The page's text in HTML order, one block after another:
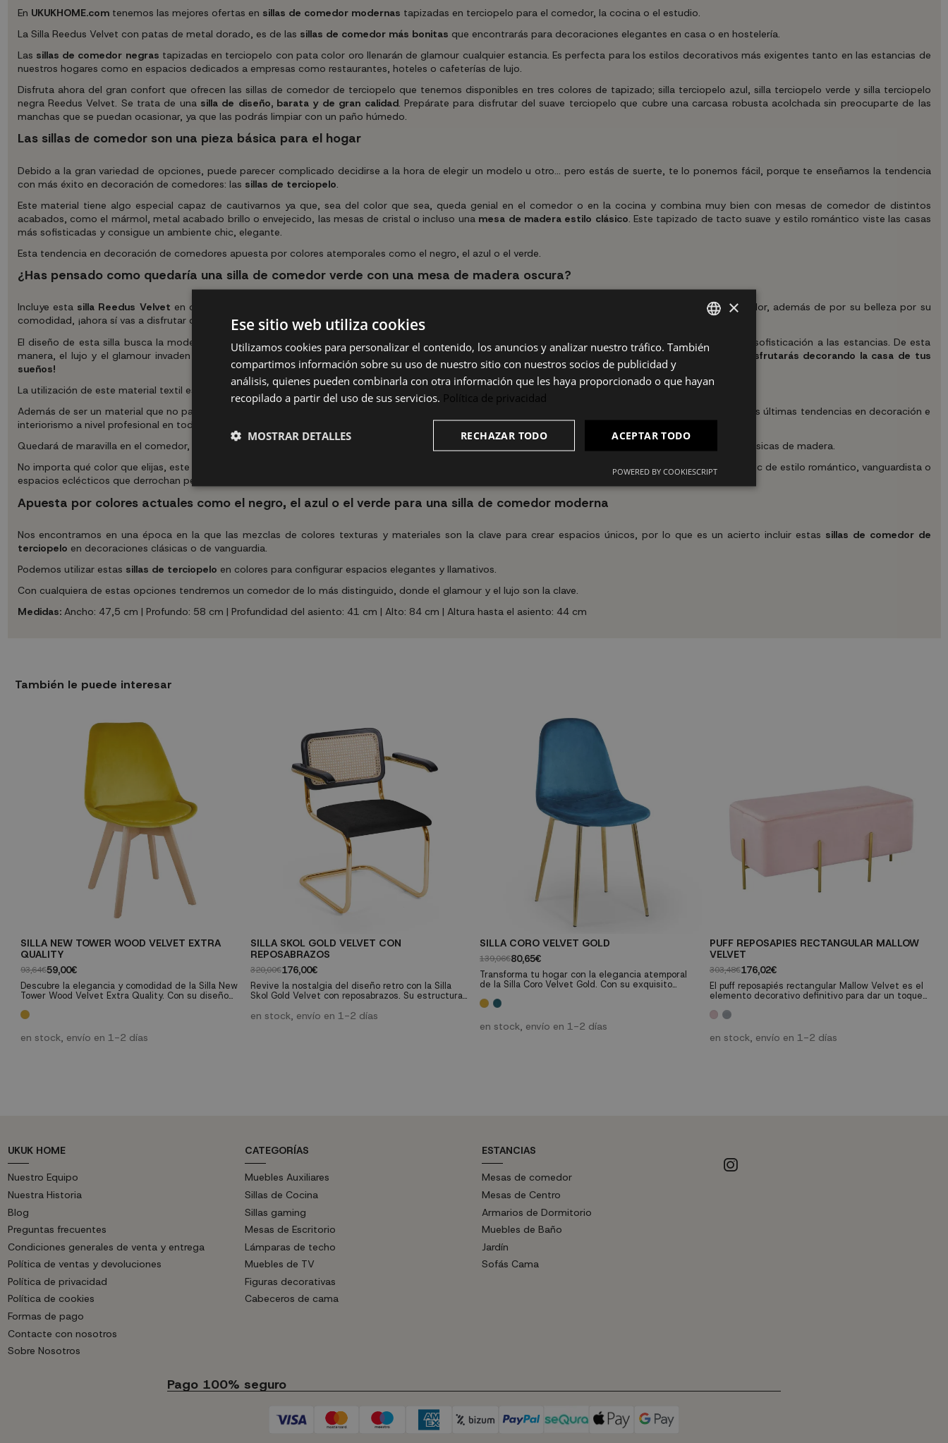
En UKUKHOME.comtenemos las mejores ofertas en sillas de comedor modernas tapizadas en terciopelo para el comedor, la cocina o el estudio.
La Silla Reedus Velvet con patas de metal dorado, es de las sillas de comedor más bonitas que encontrarás para decoraciones elegantes en casa o en hostelería.
Las sillas de comedor negras tapizadas en terciopelo con pata color oro llenarán de glamour cualquier estancia. Es perfecta para los estilos decorativos más exigentes tanto en las estancias de
nuestros hogares como en espacios dedicados a empresas como restaurantes, hoteles o cafeterías de lujo.
Disfruta ahora del gran confort que ofrecen las sillas de comedor de terciopelo que tenemos disponibles en tres colores de tapizado; silla terciopelo azul, silla terciopelo verde y silla terciopelo
negra Reedus Velvet. Se trata de unasilla de diseño, barata y de gran calidad. Prepárate para disfrutar del suave terciopelo que cubre una carcasa robusta acolchada sin preocuparte de las
manchas que se puedan ocasionar, ya que las podrás limpiar con un paño húmedo.
Las sillas de comedor son una pieza básica para el hogar
Debido a la gran variedad de opciones, puede parecer complicado decidirse a la hora de elegir un modelo u otro... pero estás de suerte, te lo ponemos fácil, porque te enseñamos la tendencia
con más éxito en decoración de comedores: las sillas de terciopelo.
Este material tiene algo especial capaz de cautivarnos ya que, sea del color que sea, queda genial en el comedor o en la cocina y combina muy bien con mesas de comedor de distintos
acabados, como el mármol, metal acabado brillo o envejecido, las mesas de cristal o incluso unamesa de madera estilo clásico. Este tapizado de tacto suave y estilo romántico viste las casas
más sofisticadas y consigue un ambiente chic, elegante.
Esta tendencia en decoración de comedores apuesta por colores atemporales como el negro, el azul o el verde.
¿Has pensado como quedaría una silla de comedor verde con una mesa de madera oscura?
Incluye estasilla Reedus Velvet en cualquiera de los colores en que se encuentra disponible, es un triunfo asegurado para la decoración del salón comedor, además de por su belleza por su
comodidad, ¡ahora sí vas a disfrutar de la sobremesa!
El diseño de esta silla busca la modernidad, combina materiales distintos como el suave tejido del terciopelo y el metal en tono dorado, dan carácter y sofisticación a las estancias. De esta
manera, el lujo y el glamour invaden los espacios sin sobrecargarlos, mezcla texturas y combina en armonía con el resto de los muebles de tu hogar.
¡Disfrutarás decorando la casa de tus
sueños!
La utilización de este material textil es una excelente idea para decorar cualquier ambiente añadiéndole un toque sofisticado de lujo.
Además de ser un material que no pasa de moda, muy utilizado en retapizados, siempre ha sido sinónimo de elegancia y ha ido indefectiblemente unido a las últimas tendencias en decoración e
interiorismo a nivel profesional en todo el mundo.
Quedará de maravilla en el comedor, ya que combina muy bien con mesas en distintos acabados, ya sea en cristal, en mármol o incluso en las mesas más clásicas de madera.
No importa qué color que elijas, este tapizado de tacto suave viste los comedores de millones de hogares con estilo propio y podemos crear un ambiente chic de estilo romántico, vanguardista o
espacios eclécticos que derrochan personalidad.
Apuesta por colores actuales como el negro, el azul o el verde para una silla de comedor moderna
Nos encontramos en una época en la que las mezclas de colores texturas y materiales son la clave para crear espacios únicos, por lo que es un acierto incluir estas sillas de comedor de
terciopelo en decoraciones clásicas o de vanguardia.
Podemos utilizar estas sillas de terciopelo en colores para configurar espacios elegantes y llamativos.
Con cualquiera de estas opciones tendremos un comedor de lo más distinguido, donde el glamour y el lujo son la clave.
Medidas:Ancho: 47,5 cm | Profundo: 58 cm | Profundidad del asiento: 41 cm | Alto: 84 cm | Altura hasta el asiento: 44 cm
También le puede interesar
SILLA NEW TOWER WOOD VELVET EXTRA
QUALITY
93,64€59,00€
Descubre la elegancia y comodidad de la Silla New
Tower Wood Velvet Extra Quality. Con su diseño
ergonómico tapizado en terciopelo de alta calidad,
hasta 150 kg y fácil de montar, esta silla es una
opción versátil y duradera para tu hogar. ¡Compra
en stock, envío en 1-2 días
SILLA SKOL GOLD VELVET CON
REPOSABRAZOS
320,00€176,00€
Revive la nostalgia del diseño retro con la Silla
Skol Gold Velvet con reposabrazos. Su estructura
ratán fusionan lo clásico con lo contemporáneo,
en stock, envío en 1-2 días
SILLA CORO VELVET GOLD
139,06€80,65€
Transforma tu hogar con la elegancia atemporal
de la Silla Coro Velvet Gold. Con su exquisito
estilo contemporáneo con máximo confort. Su
convierten en la elección perfecta para cualquier
espacio. Atrévete a añadir un toque de
en stock, envío en 1-2 días
PUFF REPOSAPIES RECTANGULAR MALLOW
VELVET
303,48€176,02€
El puff reposapiés rectangular Mallow Velvet es el
elemento decorativo definitivo para dar un toque
mesas auxiliares y aparadores, los puffs son uno
que contamos para completar la decoración de
interiores. Tapizado en terciopelo y combinado con
en stock, envío en 1-2 días
UKUK HOME
Nuestro Equipo
Nuestra Historia
Blog
Preguntas frecuentes
Condiciones generales de venta y entrega
Política de ventas y devoluciones
Política de privacidad
Política de cookies
Formas de pago
Contacte con nosotros
Sobre Nosotros
CATEGORÍAS
Muebles Auxiliares
Sillas de Cocina
Sillas gaming
Mesas de Escritorio
Lámparas de techo
Muebles de TV
Figuras decorativas
Cabeceros de cama
ESTANCIAS
Mesas de comedor
Mesas de Centro
Armarios de Dormitorio
Muebles de Baño
Jardín
Sofás Cama
Pago 100% seguro
SPANISH
×
Ese sitio web utiliza cookies
Utilizamos cookies para personalizar el contenido, los anuncios y analizar nuestro tráfico. También
compartimos información sobre su uso de nuestro sitio con nuestros socios de publicidad y
análisis, quienes pueden combinarla con otra información que les haya proporcionado o que hayan
recopilado a partir del uso de sus servicios. Política de privacidad
ACEPTAR TODO
RECHAZAR TODO
MOSTRAR DETALLES
POWERED BY COOKIESCRIPT